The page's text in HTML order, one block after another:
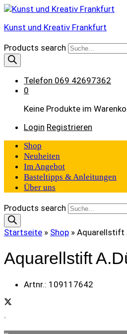
Kunst und Kreativ Frankfurt
Products search
Telefon 069 42697362
0
Keine Produkte im
Login Registrieren
Shop
Neuheiten
Im Angebot
Basteltipps & Anleitungen
Über uns
Products search
Startseite » Shop » Aquarellstift
Aquarellstift
Artnr.: 109117642